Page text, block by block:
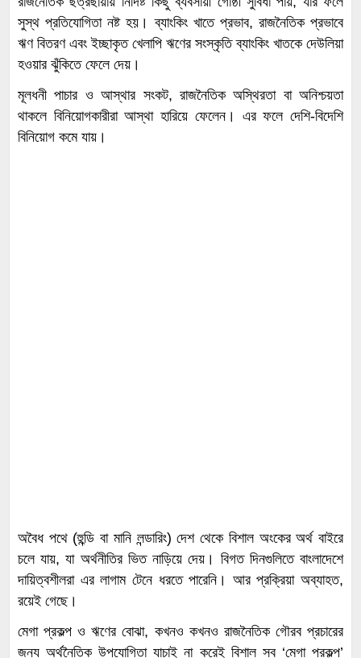
সুস্থ প্রতিযোগিতা নষ্ট হয়। ​ব্যাংকিং খাতে প্রভাব, রাজনৈতিক প্রভাবে
ঋণ বিতরণ এবং ইচ্ছাকৃত খেলাপি ঋণের সংস্কৃতি ব্যাংকিং খাতকে দেউলিয়া
হওয়ার ঝুঁকিতে ফেলে দেয়।
মূলধনী পাচার ও আস্থার সংকট, ​রাজনৈতিক অস্থিরতা বা অনিশ্চয়তা
থাকলে বিনিয়োগকারীরা আস্থা হারিয়ে ফেলেন। এর ফলে ​দেশি-বিদেশি
বিনিয়োগ কমে যায়।
​অবৈধ পথে (হুন্ডি বা মানি লন্ডারিং) দেশ থেকে বিশাল অংকের অর্থ বাইরে
চলে যায়, যা অর্থনীতির ভিত নাড়িয়ে দেয়। বিগত দিনগুলিতে বাংলাদেশে
দায়িত্বশীলরা এর লাগাম টেনে ধরতে পারেনি। আর প্রক্রিয়া অব্যাহত,
রয়েই গেছে।
মেগা প্রকল্প ও ঋণের বোঝা, ​কখনও কখনও রাজনৈতিক গৌরব প্রচারের
জন্য অর্থনৈতিক উপযোগিতা যাচাই না করেই বিশাল সব ‘মেগা প্রকল্প’